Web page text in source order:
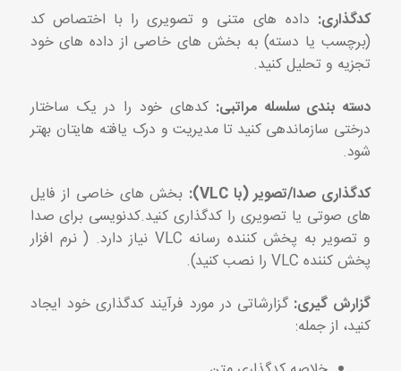
کدگذاری: داده های متنی و تصویری را با اختصاص کد
(برچسب یا دسته) به بخش های خاصی از داده های خود
تجزیه و تحلیل کنید.
دسته بندی سلسله مراتبی: کدهای خود را در یک ساختار
درختی سازماندهی کنید تا مدیریت و درک یافته هایتان بهتر
شود.
کدگذاری صدا/تصویر (با VLC):
بخش های خاصی از فایل
های صوتی یا تصویری را کدگذاری کنید.کدنویسی برای صدا
و تصویر به پخش کننده رسانه VLC نیاز دارد. ( نرم افزار
پخش کننده VLC را نصب کنید).
گزارش گیری: گزارشاتی در مورد فرآیند کدگذاری خود ایجاد
کنید، از جمله: